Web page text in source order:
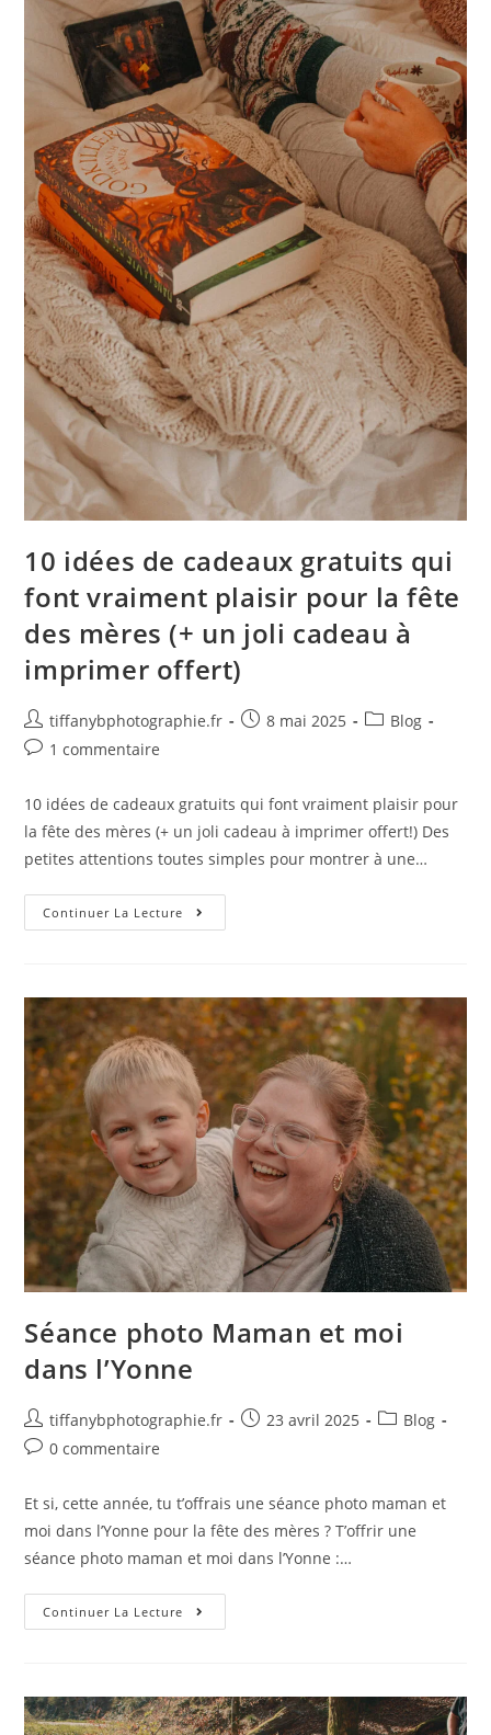
10 idées de cadeaux gratuits qui
font vraiment plaisir pour la fête
des mères (+ un joli cadeau à
imprimer offert)
tiffanybphotographie.fr 8 mai 2025
Blog
1 commentaire
10 idées de cadeaux gratuits qui font vraiment plaisir pour
la fête des mères (+ un joli cadeau à imprimer offert!) Des
petites attentions toutes simples pour montrer à une…
Continuer La Lecture
Séance photo Maman et moi
dans l’Yonne
tiffanybphotographie.fr 23 avril 2025
Blog
0 commentaire
Et si, cette année, tu t’offrais une séance photo maman et
moi dans l’Yonne pour la fête des mères ? T’offrir une
séance photo maman et moi dans l’Yonne :…
Continuer La Lecture